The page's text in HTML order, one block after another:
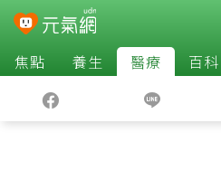
焦點 養生 醫療 百科